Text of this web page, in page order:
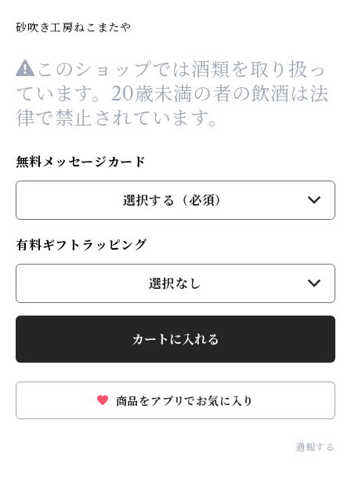
砂吹き工房ねこまたや
このショップでは酒類を取り扱っ
ています。20歳未満の者の飲酒は法
律で禁止されています。
無料メッセージカード
選択する（必須）
有料ギフトラッピング
選択なし
カートに入れる
商品をアプリでお気に入り
通報する